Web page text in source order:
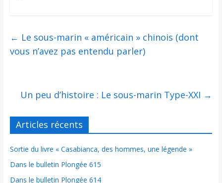
← Le sous-marin « américain » chinois (dont
vous n’avez pas entendu parler)
Un peu d’histoire : Le sous-marin Type-XXI →
Articles récents
Sortie du livre « Casabianca, des hommes, une légende »
Dans le bulletin Plongée 615
Dans le bulletin Plongée 614